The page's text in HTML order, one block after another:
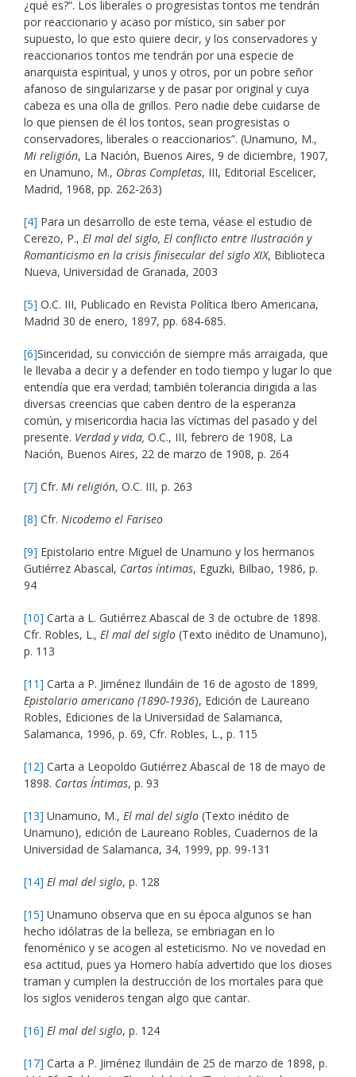
¿qué es?”. Los liberales o progresistas tontos me tendrán
por reaccionario y acaso por místico, sin saber por
supuesto, lo que esto quiere decir, y los conservadores y
reaccionarios tontos me tendrán por una especie de
anarquista espiritual, y unos y otros, por un pobre señor
afanoso de singularizarse y de pasar por original y cuya
cabeza es una olla de grillos. Pero nadie debe cuidarse de
lo que piensen de él los tontos, sean progresistas o
conservadores, liberales o reaccionarios”. (Unamuno, M.,
Mi religión, La Nación, Buenos Aires, 9 de diciembre, 1907,
en Unamuno, M., Obras Completas, III, Editorial Escelicer,
Madrid, 1968, pp. 262-263)
[4] Para un desarrollo de este tema, véase el estudio de
Cerezo, P., El mal del siglo, El conflicto entre Ilustración y
Romanticismo en la crisis finisecular del siglo XIX, Biblioteca
Nueva, Universidad de Granada, 2003
[5] O.C. III, Publicado en Revista Política Ibero Americana,
Madrid 30 de enero, 1897, pp. 684-685.
[6]Sinceridad, su convicción de siempre más arraigada, que
le llevaba a decir y a defender en todo tiempo y lugar lo que
entendía que era verdad; también tolerancia dirigida a las
diversas creencias que caben dentro de la esperanza
común, y misericordia hacia las víctimas del pasado y del
presente. Verdad y vida, O.C., III, febrero de 1908, La
Nación, Buenos Aires, 22 de marzo de 1908, p. 264
[7] Cfr. Mi religión, O.C. III, p. 263
[8] Cfr. Nicodemo el Fariseo
[9] Epistolario entre Miguel de Unamuno y los hermanos
Gutiérrez Abascal, Cartas íntimas, Eguzki, Bilbao, 1986, p.
94
[10] Carta a L. Gutiérrez Abascal de 3 de octubre de 1898.
Cfr. Robles, L., El mal del siglo (Texto inédito de Unamuno),
p. 113
[11] Carta a P. Jiménez Ilundáin de 16 de agosto de 1899,
Epistolario americano (1890-1936), Edición de Laureano
Robles, Ediciones de la Universidad de Salamanca,
Salamanca, 1996, p. 69, Cfr. Robles, L., p. 115
[12] Carta a Leopoldo Gutiérrez Abascal de 18 de mayo de
1898. Cartas Íntimas, p. 93
[13] Unamuno, M., El mal del siglo (Texto inédito de
Unamuno), edición de Laureano Robles, Cuadernos de la
Universidad de Salamanca, 34, 1999, pp. 99-131
[14] El mal del siglo, p. 128
[15] Unamuno observa que en su época algunos se han
hecho idólatras de la belleza, se embriagan en lo
fenoménico y se acogen al esteticismo. No ve novedad en
esa actitud, pues ya Homero había advertido que los dioses
traman y cumplen la destrucción de los mortales para que
los siglos venideros tengan algo que cantar.
[16] El mal del siglo, p. 124
[17] Carta a P. Jiménez Ilundáin de 25 de marzo de 1898, p.